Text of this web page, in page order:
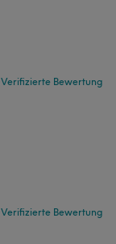
Verifizierte Bewertung
Verifizierte Bewertung